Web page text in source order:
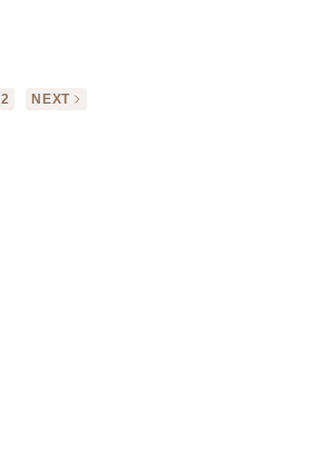
2 NEXT